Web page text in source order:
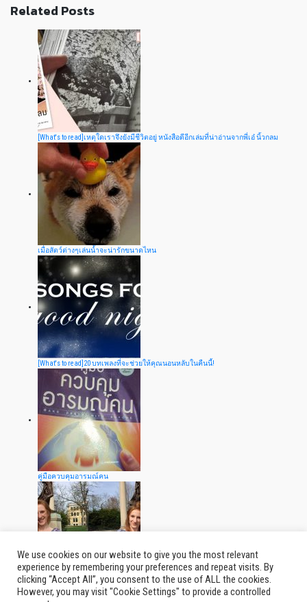
Related Posts
[What's to read]เหตุใดเราจึงยังมีชีวิตอยู่ หนังสือดีอีกเล่มที่น่าอ่านจากพี่เอ๋ นิ้วกลม
เมื่อสัตว์ต่างๆเล่นน้ำจะน่ารักขนาดไหน
[What's to read]20 บทเพลงที่จะช่วยให้คุณนอนหลับในคืนนี้!
คู่มือควบคุมอารมณ์คน
ไม้Selfieเเนวใหม่สำหรับคนขาดเพื่อน
We use cookies on our website to give you the most relevant
experience by remembering your preferences and repeat visits. By
clicking “Accept All”, you consent to the use of ALL the cookies.
However, you may visit "Cookie Settings" to provide a controlled